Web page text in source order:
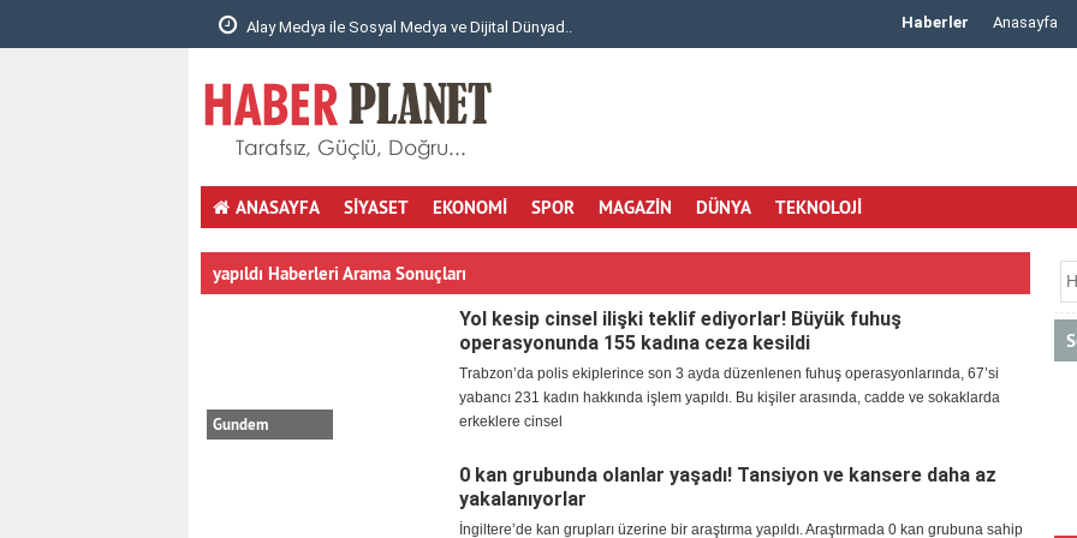
Medya ve Dijital Dünyad.. 1990’dan Günümüze Akrilik Çözümlerde Güvenili.. Arisar Otomotiv ile Aracınıza Uygun Klima Rad..
Haberler Anasayfa
ANASAYFA SİYASET EKONOMİ SPOR MAGAZİN DÜNYA TEKNOLOJİ
yapıldı Haberleri Arama Sonuçları
Gundem
Yol kesip cinsel ilişki teklif ediyorlar! Büyük fuhuş
operasyonunda 155 kadına ceza kesildi
Trabzon’da polis ekiplerince son 3 ayda düzenlenen fuhuş operasyonlarında, 67’si
yabancı 231 kadın hakkında işlem yapıldı. Bu kişiler arasında, cadde ve sokaklarda
erkeklere cinsel
0 kan grubunda olanlar yaşadı! Tansiyon ve kansere daha az
yakalanıyorlar
İngiltere’de kan grupları üzerine bir araştırma yapıldı. Araştırmada 0 kan grubuna sahip